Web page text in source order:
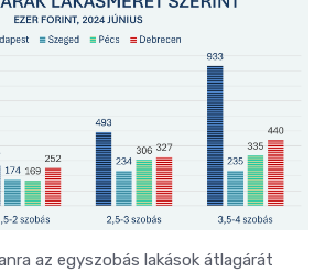
az egyszobás lakások átlagárát